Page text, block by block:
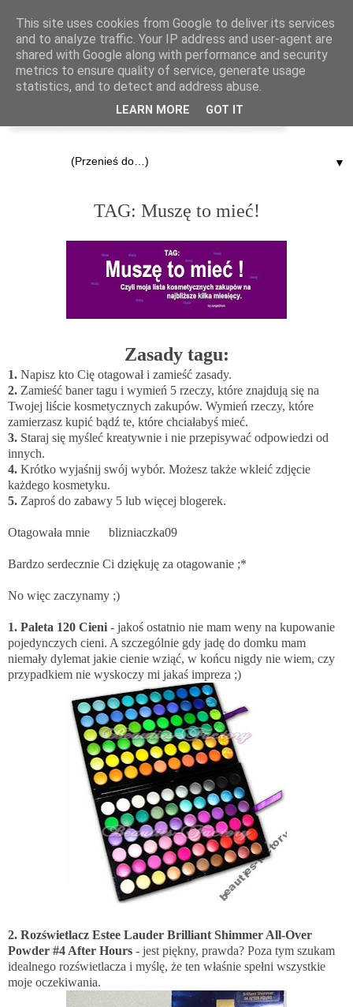
▼
TAG: Muszę to mieć!
Zasady tagu:
1. Napisz kto Cię otagował i zamieść zasady.
2. Zamieść baner tagu i wymień 5 rzeczy, które znajdują się na
Twojej liście kosmetycznych zakupów. Wymień rzeczy, które
zamierzasz kupić bądź te, które chciałabyś mieć.
3. Staraj się myśleć kreatywnie i nie przepisywać odpowiedzi od
innych.
4. Krótko wyjaśnij swój wybór. Możesz także wkleić zdjęcie
każdego kosmetyku.
5. Zaproś do zabawy 5 lub więcej blogerek.
Otagowała mnie blizniaczka09
Bardzo serdecznie Ci dziękuję za otagowanie ;*
No więc zaczynamy ;)
1. Paleta 120 Cieni - jakoś ostatnio nie mam weny na kupowanie
pojedynczych cieni. A szczególnie gdy jadę do domku mam
niemały dylemat jakie cienie wziąć, w końcu nigdy nie wiem, czy
przypadkiem nie wyskoczy mi jakaś impreza ;)
2. Rozświetlacz Estee Lauder Brilliant Shimmer All-Over
Powder #4 After Hours - jest piękny, prawda? Poza tym szukam
idealnego rozświetlacza i myślę, że ten właśnie spełni wszystkie
moje oczekiwania.
This site uses cookies from Google to deliver its services
and to analyze traffic. Your IP address and user-agent are
shared with Google along with performance and security
metrics to ensure quality of service, generate usage
statistics, and to detect and address abuse.
LEARN MORE GOT IT